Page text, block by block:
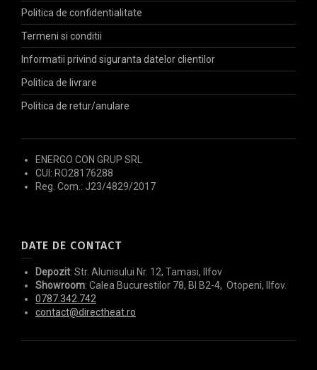
Politica de confidentialitate
Termeni si conditii
Informatii privind siguranta datelor clientilor
Politica de livrare
Politica de retur/anulare
ENERGO CON GRUP SRL
CUI: RO28176288
Reg. Com.: J23/4829/2017
DATE DE CONTACT
Depozit: Str. Alunisului Nr. 12, Tamasi, Ilfov
Showroom: Calea Bucurestilor 78, Bl B2-4, Otopeni, Ilfov.
0787.342.742
contact@directheat.ro